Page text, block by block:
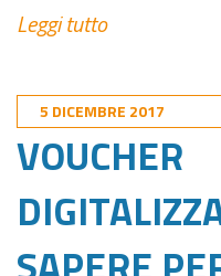
Leggi tutto
5 DICEMBRE 2017
VOUCHER